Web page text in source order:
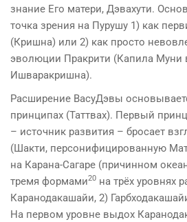
знание Его матери, Дэвахути.
точка зрения на Пурушу 1) как
(Кришна) или 2) как просто
эволюции Пракрити (Капила Муни
Ишваракришна).
Расширение ВасуДэвы
принципах (Таттвах). Первый
– источник развития – бросает
(Шакти, персонифицированную
на Карана-Сагаре (причинном
тремя формами20 на трёх уровнях
Каранодакашайи, 2)
На первом уровне выдох